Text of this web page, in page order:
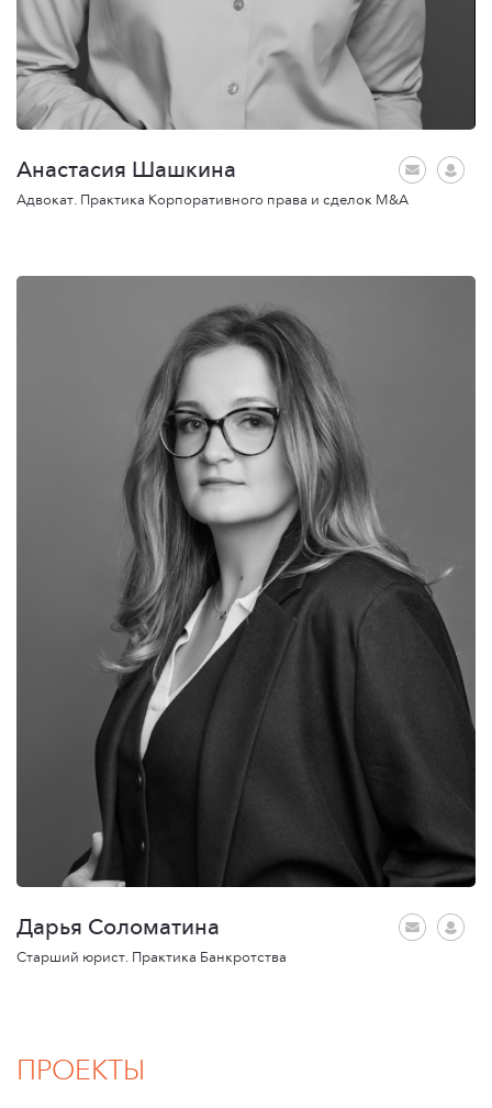
Анастасия Шашкина
Адвокат. Практика Корпоративного права и сделок M&A
Дарья Соломатина
Старший юрист. Практика Банкротства
ПРОЕКТЫ